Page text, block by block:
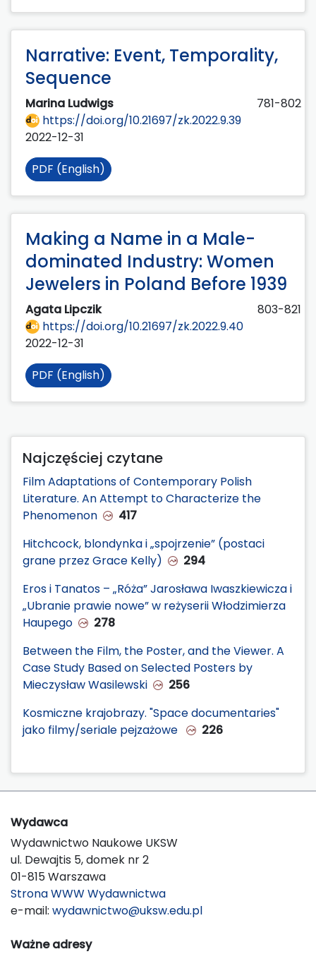
Narrative: Event, Temporality,
Sequence
Marina Ludwigs
781-802
https://doi.org/10.21697/zk.2022.9.39
2022-12-31
PDF (English)
Making a Name in a Male-
dominated Industry: Women
Jewelers in Poland Before 1939
Agata Lipczik
803-821
https://doi.org/10.21697/zk.2022.9.40
2022-12-31
PDF (English)
Najczęściej czytane
Film Adaptations of Contemporary Polish
Literature. An Attempt to Characterize the
Phenomenon
417
Hitchcock, blondynka i „spojrzenie” (postaci
grane przez Grace Kelly)
294
Eros i Tanatos – „Róża” Jarosława Iwaszkiewicza i
„Ubranie prawie nowe” w reżyserii Włodzimierza
Haupego
278
Between the Film, the Poster, and the Viewer. A
Case Study Based on Selected Posters by
Mieczysław Wasilewski
256
Kosmiczne krajobrazy. "Space documentaries"
jako filmy/seriale pejzażowe
226
Wydawca
Wydawnictwo Naukowe UKSW
ul. Dewajtis 5, domek nr 2
01-815 Warszawa
Strona WWW Wydawnictwa
e-mail: wydawnictwo@uksw.edu.pl
Ważne adresy